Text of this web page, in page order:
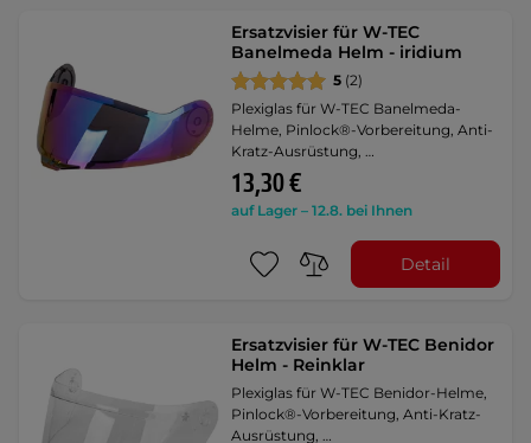
Ersatzvisier für W-TEC
Banelmeda Helm - iridium
5 (2)
Plexiglas für W-TEC Banelmeda-
Helme, Pinlock®-Vorbereitung, Anti-
Kratz-Ausrüstung, …
13,30 €
auf Lager – 12.8. bei Ihnen
Detail
Ersatzvisier für W-TEC Benidor
Helm - Reinklar
Plexiglas für W-TEC Benidor-Helme,
Pinlock®-Vorbereitung, Anti-Kratz-
Ausrüstung, …